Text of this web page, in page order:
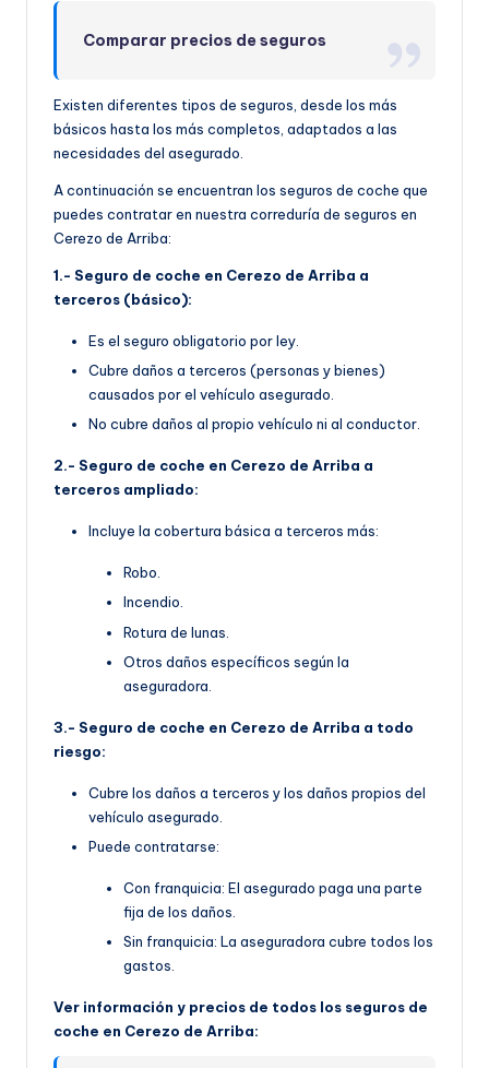
Comparar precios de seguros
Existen diferentes tipos de seguros, desde los más
básicos hasta los más completos, adaptados a las
necesidades del asegurado.
A continuación se encuentran los seguros de coche que
puedes contratar en nuestra correduría de seguros en
Cerezo de Arriba:
1.- Seguro de coche en Cerezo de Arriba a
terceros (básico):
Es el seguro obligatorio por ley.
Cubre daños a terceros (personas y bienes)
causados por el vehículo asegurado.
No cubre daños al propio vehículo ni al conductor.
2.- Seguro de coche en Cerezo de Arriba a
terceros ampliado:
Incluye la cobertura básica a terceros más:
Robo.
Incendio.
Rotura de lunas.
Otros daños específicos según la
aseguradora.
3.- Seguro de coche en Cerezo de Arriba a todo
riesgo:
Cubre los daños a terceros y los daños propios del
vehículo asegurado.
Puede contratarse:
Con franquicia: El asegurado paga una parte
fija de los daños.
Sin franquicia: La aseguradora cubre todos los
gastos.
Ver información y precios de todos los seguros de
coche en Cerezo de Arriba: